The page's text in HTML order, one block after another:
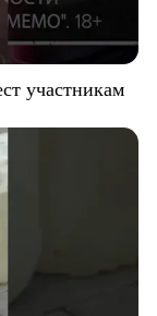
участникам